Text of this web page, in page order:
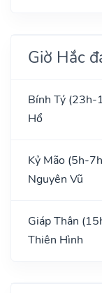
Giờ Hắc
Bính Tý (23h-
Hổ
Kỷ Mão (5h-
Nguyên Vũ
Giáp Thân
Thiên Hình